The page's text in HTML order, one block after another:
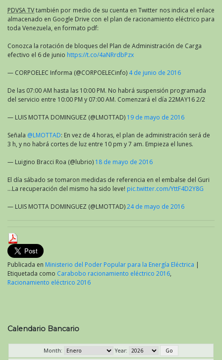
PDVSA TVtambién por medio de su cuenta en Twitter nos indica el enlace
almacenado en Google Drive con el plan de racionamiento eléctrico para
toda Venezuela, en formato pdf:
Conozca la rotación de bloques del Plan de Administración de Carga
efectivo el 6 de junio https://t.co/4aNRrdbPzx
— CORPOELEC Informa (@CORPOELECinfo) 4 de junio de 2016
De las 07:00 AM hasta las 10:00 PM. No habrá suspensión programada
del servicio entre 10:00 PM y 07:00 AM. Comenzará el día 22MAY16 2/2
— LUIS MOTTA DOMINGUEZ (@LMOTTAD) 19 de mayo de 2016
Señala @LMOTTAD: En vez de 4 horas, el plan de administración será de
3 h, y no habrá cortes de luz entre 10 pm y 7 am. Empieza el lunes.
— Luigino Bracci Roa (@lubrio) 18 de mayo de 2016
El día sábado se tomaron medidas de referencia en el embalse del Guri
…La recuperación del mismo ha sido leve! pic.twitter.com/YttF4D2Y8G
— LUIS MOTTA DOMINGUEZ (@LMOTTAD)24 de mayo de 2016
Publicada en Ministerio del Poder Popular para la Energía Eléctrica |
Etiquetada como Carabobo racionamiento eléctrico 2016,
Racionamiento eléctrico 2016
Calendario Bancario
Month:
Year: